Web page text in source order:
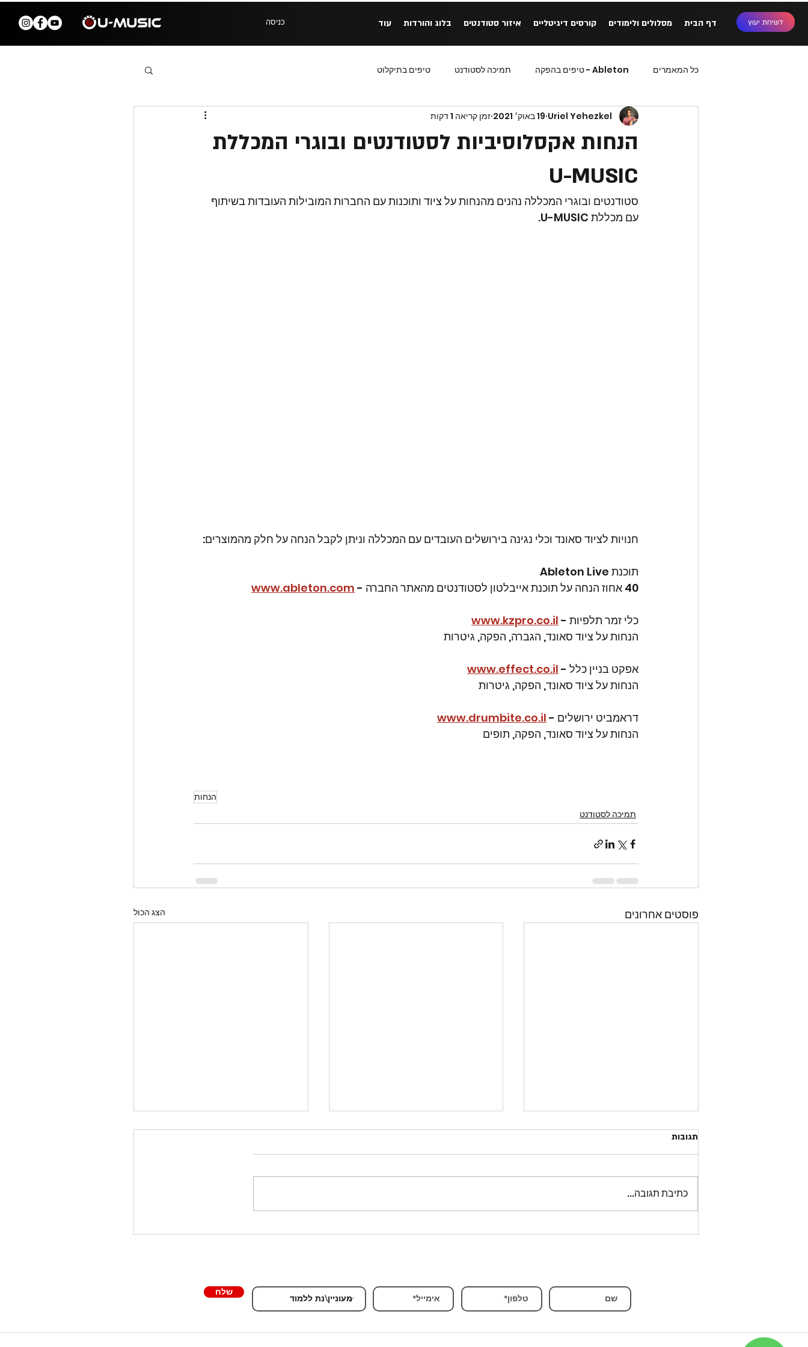
כניסה דף הבית מסלולים ולימודים קורסים דיגיטליים איזור סטודנטים בלוג והורדות עוד לשיחת יעוץ
כל המאמרים Ableton - טיפים בהפקה תמיכה לסטודנט טיפים בתיקלוט
הנחות אקסלוסיביות לסטודנטים ובוגרי המכללת
U-MUSIC
Uriel Yehezkel 19 באוק׳ 2021 זמן קריאה 1 דקות
סטודנטים ובוגרי המכללה נהנים מהנחות על ציוד ותוכנות עם החברות המובילות העובדות בשיתוף
עם מכללת U-MUSIC.
חנויות לציוד סאונד וכלי נגינה בירושלים העובדים עם המכללה וניתן לקבל הנחה על חלק מהמוצרים:
תוכנת Ableton Live
40 אחוז הנחה על תוכנת אייבלטון לסטודנטים מהאתר החברה -
www.ableton.com
כלי זמר תלפיות - www.kzpro.co.il
הנחות על ציוד סאונד, הגברה, הפקה, גיטרות
אפקט בניין כלל - www.effect.co.il
הנחות על ציוד סאונד, הפקה, גיטרות
דראמביט ירושלים - www.drumbite.co.il
הנחות על ציוד סאונד, הפקה, תופים
הנחות
תמיכה לסטודנט
פוסטים אחרונים הצג הכול
תגובות
כתיבת תגובה...
שלח